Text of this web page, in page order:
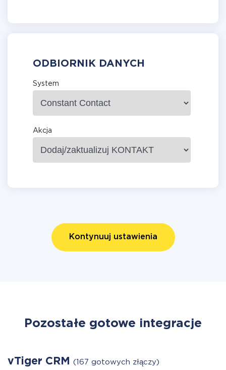
ODBIORNIK DANYCH
System
Akcja
Kontynuuj ustawienia
Pozostałe gotowe integracje
vTiger CRM (167 gotowych złączy)